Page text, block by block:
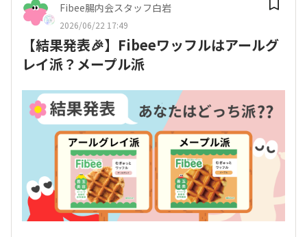
Fibee腸内会スタッフ白岩
2026/06/22 17:49
【結果発表🎉】Fibeeワッフルはアールグ
レイ派？メープル派